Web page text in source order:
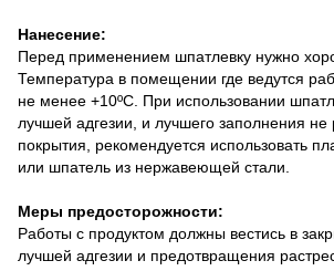
Нанесение:
Перед применением шпатлевку нужно
Температура в помещении где ведутся
не менее +10ºС. При использовании
лучшей адгезии, и лучшего заполнения не
покрытия, рекомендуется использовать
или шпатель из нержавеющей стали.
Меры предосторожности:
Работы с продуктом должны вестись в
лучшей адгезии и предотвращения